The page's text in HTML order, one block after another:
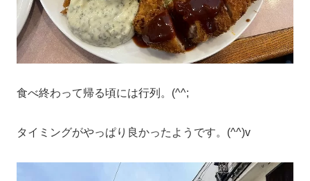
食べ終わって帰る頃には行列。(^^;
タイミングがやっぱり良かったようです。(^^)v